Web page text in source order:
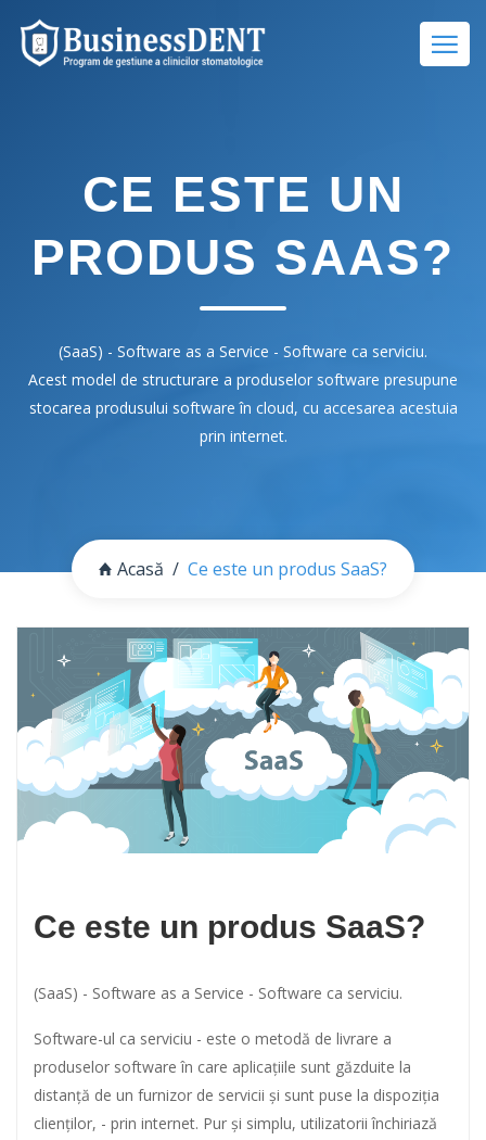
CE ESTE UN
PRODUS SAAS?
(SaaS) - Software as a Service - Software ca serviciu.
Acest model de structurare a produselor software presupune
stocarea produsului software în cloud, cu accesarea acestuia
prin internet.
Acasă Ce este un produs SaaS?
Ce este un produs SaaS?
(SaaS) - Software as a Service - Software ca serviciu.
Software-ul ca serviciu - este o metodă de livrare a
produselor software în care aplicațiile sunt găzduite la
distanță de un furnizor de servicii și sunt puse la dispoziția
clienților, - prin internet. Pur și simplu, utilizatorii închiriază